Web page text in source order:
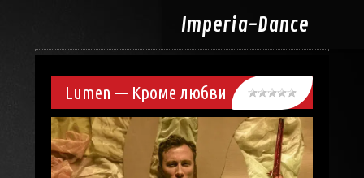
Imperia-Dance
Lumen — Кроме любви